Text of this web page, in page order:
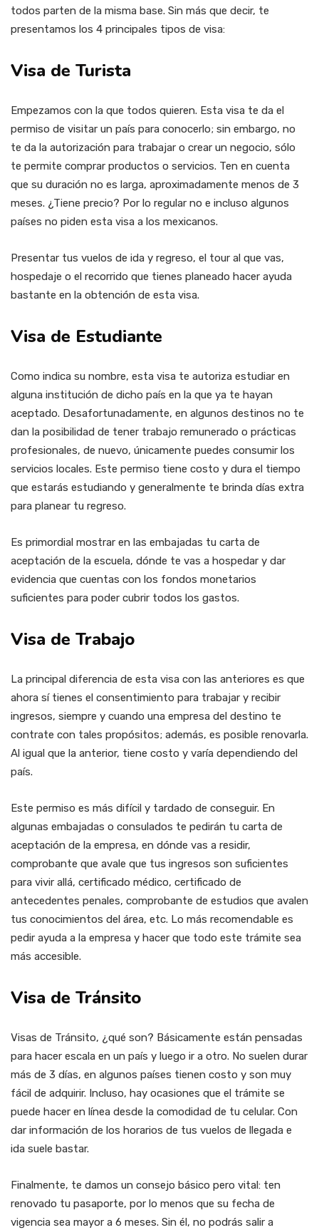
todos parten de la misma base. Sin más que decir, te
presentamos los 4 principales tipos de visa:
Visa de Turista
Empezamos con la que todos quieren. Esta visa te da el
permiso de visitar un país para conocerlo; sin embargo, no
te da la autorización para trabajar o crear un negocio, sólo
te permite comprar productos o servicios. Ten en cuenta
que su duración no es larga, aproximadamente menos de 3
meses. ¿Tiene precio? Por lo regular no e incluso algunos
países no piden esta visa a los mexicanos.
Presentar tus vuelos de ida y regreso, el tour al que vas,
hospedaje o el recorrido que tienes planeado hacer ayuda
bastante en la obtención de esta visa.
Visa de Estudiante
Como indica su nombre, esta visa te autoriza estudiar en
alguna institución de dicho país en la que ya te hayan
aceptado. Desafortunadamente, en algunos destinos no te
dan la posibilidad de tener trabajo remunerado o prácticas
profesionales, de nuevo, únicamente puedes consumir los
servicios locales. Este permiso tiene costo y dura el tiempo
que estarás estudiando y generalmente te brinda días extra
para planear tu regreso.
Es primordial mostrar en las embajadas tu carta de
aceptación de la escuela, dónde te vas a hospedar y dar
evidencia que cuentas con los fondos monetarios
suficientes para poder cubrir todos los gastos.
Visa de Trabajo
La principal diferencia de esta visa con las anteriores es que
ahora sí tienes el consentimiento para trabajar y recibir
ingresos, siempre y cuando una empresa del destino te
contrate con tales propósitos; además, es posible renovarla.
Al igual que la anterior, tiene costo y varía dependiendo del
país.
Este permiso es más difícil y tardado de conseguir. En
algunas embajadas o consulados te pedirán tu carta de
aceptación de la empresa, en dónde vas a residir,
comprobante que avale que tus ingresos son suficientes
para vivir allá, certificado médico, certificado de
antecedentes penales, comprobante de estudios que avalen
tus conocimientos del área, etc. Lo más recomendable es
pedir ayuda a la empresa y hacer que todo este trámite sea
más accesible.
Visa de Tránsito
Visas de Tránsito, ¿qué son? Básicamente están pensadas
para hacer escala en un país y luego ir a otro. No suelen durar
más de 3 días, en algunos países tienen costo y son muy
fácil de adquirir. Incluso, hay ocasiones que el trámite se
puede hacer en línea desde la comodidad de tu celular. Con
dar información de los horarios de tus vuelos de llegada e
ida suele bastar.
Finalmente, te damos un consejo básico pero vital: ten
renovado tu pasaporte, por lo menos que su fecha de
vigencia sea mayor a 6 meses. Sin él, no podrás salir a